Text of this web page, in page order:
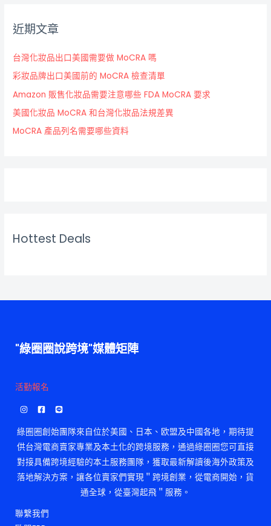
近期文章
台灣化妝品出口美國需要做 MoCRA 嗎
彩妝品牌出口美國前的 MoCRA 檢查清單
Amazon 販售化妝品需要注意哪些 FDA MoCRA 要求
美國化妝品 MoCRA 和台灣化妝品法規差異
MoCRA 產品列名需要哪些資料
Hottest Deals
"綠圈圈說跨境"媒體矩陣
活勤報名
綠圈圈創始團隊來自位於美國、日本、欧盟及中國各地，期待提
供台灣電商賣家專業及本土化的跨境服務，通過綠圈圈您可直接
對接具備跨境經驗的本土服務團隊，獲取最新解讀後海外政策及
落地解決方案，讓各位賣家們實現＂跨境創業，從電商開始，貨
通全球，從臺灣起飛＂服務。
聯繫我們